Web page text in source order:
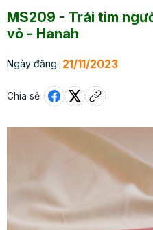
MS209 - Trái tim
vỏ - Hanah
Ngày đăng: 21/11/2023
Chia sẻ